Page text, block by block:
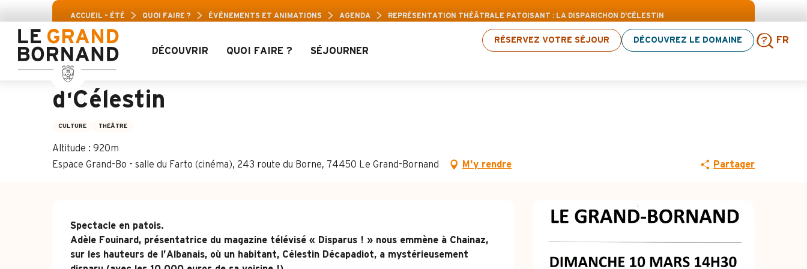
au
contenu
principal
RÉSERVEZ VOTRE SÉJOUR DÉCOUVREZ LE DOMAINE FR
Pass Loisirs Aravis : Jusqu’à 30% de réduction sur une sélection d’activités ! > cliquez ici
DÉCOUVRIR QUOI FAIRE ? SÉJOURNER
ACCUEIL – ÉTÉ QUOI FAIRE ? ÉVÉNEMENTS ET ANIMATIONS AGENDA REPRÉSENTATION THÉÂTRALE PATOISANT : LA DISPARICHON D'CÉLESTIN
Représentation théâtrale patoisant : La disparichon
d'Célestin
CULTURE THÉÂTRE
Altitude : 920m
Espace Grand-Bo - salle du Farto (cinéma), 243 route du Borne, 74450 Le Grand-Bornand
M'y rendre Partager
Description
Spectacle en patois.
Adèle Fouinard, présentatrice du magazine télévisé « Disparus ! » nous emmène à Chainaz,
sur les hauteurs de l’Albanais, où un habitant, Célestin Décapadiot, a mystérieusement